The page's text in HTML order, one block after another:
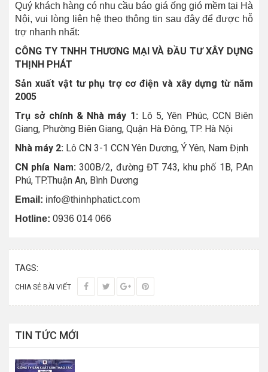
Quý khách hàng có nhu cầu báo giá ống gió mềm tại Hà
Nội, vui lòng liên hệ theo thông tin sau đây để được hỗ
trợ nhanh nhất:
CÔNG TY TNHH THƯƠNG MẠI VÀ ĐẦU TƯ XÂY DỰNG
THỊNH PHÁT
Sản xuất vật tư phụ trợ cơ điện và xây dựng từ năm
2005
Trụ sở chính & Nhà máy 1: Lô 5, Yên Phúc, CCN Biên
Giang, Phường Biên Giang, Quận Hà Đông, TP. Hà Nội
Nhà máy 2: Lô CN 3-1 CCN Yên Dương, Ý Yên, Nam Định
CN phía Nam:300B/2, đường ĐT 743, khu phố 1B, P.An
Phú, TP.Thuận An, Bình Dương
Email: info@thinhphatict.com
Hotline: 0936 014 066
TAGS:
CHIA SẺ BÀI VIẾT
TIN TỨC MỚI